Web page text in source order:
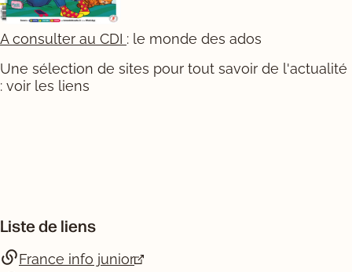
A consulter au CDI : le monde des ados
Une sélection de sites pour tout savoir de l'actualité
: voir les liens
Liste de liens
France info junior